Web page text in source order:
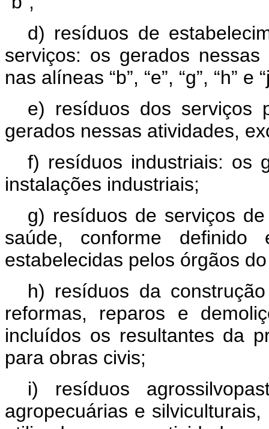
d) resíduos de
serviços: os gerados
nas alíneas “b”, “e”, “g”, “h” e
e) resíduos dos serviços
gerados nessas atividades,
f) resíduos industriais: os
instalações industriais;
g) resíduos de serviços
saúde, conforme
estabelecidas pelos órgãos
h) resíduos da
reformas, reparos e
incluídos os resultantes da
para obras civis;
i) resíduos
agropecuárias e